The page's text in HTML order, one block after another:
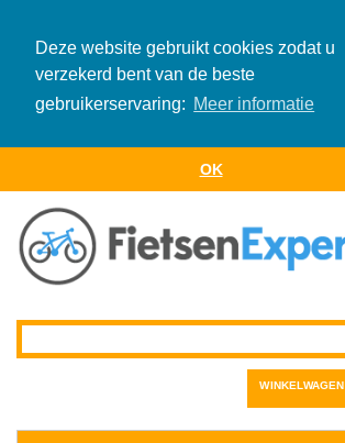
Deze website gebruikt cookies zodat u
verzekerd bent van de beste
gebruikerservaring: Meer informatie
OK
WINKELWAGEN